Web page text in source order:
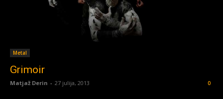
Metal
Grimoir
Matjaž Derin - 27 julija, 2013 0